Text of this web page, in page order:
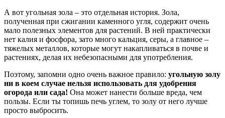
А вот угольная зола – это отдельная история. Зола,
полученная при сжигании каменного угля, содержит очень
мало полезных элементов для растений. В ней практически
нет калия и фосфора, зато много кальция, серы, а главное –
тяжелых металлов, которые могут накапливаться в почве и
растениях, делая их небезопасными для употребления.
Поэтому, запомни одно очень важное правило: угольную золу
ни в коем случае нельзя использовать для удобрения
огорода или сада! Она может нанести больше вреда, чем
пользы. Если ты топишь печь углем, то золу от него лучше
просто выбросить.